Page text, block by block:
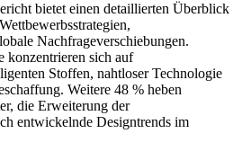
bietet einen detaillierten Überblick
Nachfrageverschiebungen.
konzentrieren sich auf
Stoffen, nahtloser Technologie
Weitere 48 % heben
die Erweiterung der
entwickelnde Designtrends im